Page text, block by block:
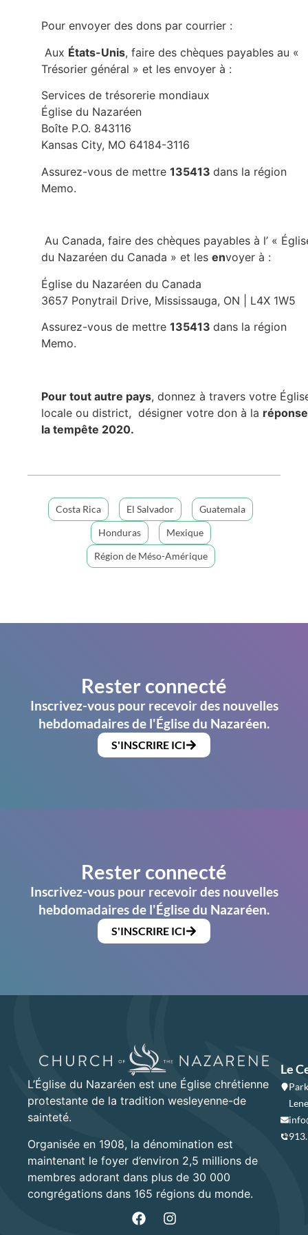
Pour envoyer des dons par courrier :
Aux États-Unis, faire des chèques payables au «
Trésorier général » et les envoyer à :
Services de trésorerie mondiaux
Église du Nazaréen
Boîte P.O. 843116
Kansas City, MO 64184-3116
Assurez-vous de mettre 135413 dans la région
Memo.
Au Canada, faire des chèques payables à l’ «
du Nazaréen du Canada » et les envoyer à :
Église du Nazaréen du Canada
3657 Ponytrail Drive, Mississauga, ON | L4X 1W5
Assurez-vous de mettre 135413 dans la région
Memo.
Pour tout autre pays, donnez à travers votre
locale ou district, désigner votre don à la
la tempête 2020.
Costa Rica El Salvador
Guatemala
Honduras
Mexique
Région de Méso-Amérique
Rester connecté
Inscrivez-vous pour recevoir des nouvelles
hebdomadaires de l'Église du Nazaréen.
S'INSCRIRE ICI
Rester connecté
Inscrivez-vous pour recevoir des nouvelles
hebdomadaires de l'Église du Nazaréen.
S'INSCRIRE ICI
L’Église du Nazaréen est une Église chrétienne
protestante de la tradition wesleyenne-de
sainteté.
Organisée en 1908, la dénomination est
maintenant le foyer d’environ 2,5 millions de
membres adorant dans plus de 30 000
congrégations dans 165 régions du monde.
Le